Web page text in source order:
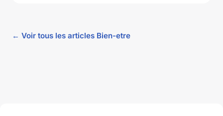
← Voir tous les articles Bien-etre